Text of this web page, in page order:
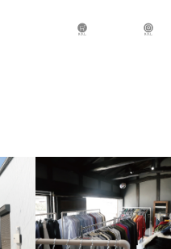
B.B.L Store